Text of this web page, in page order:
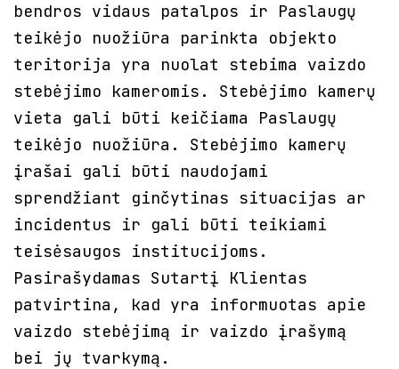
bendros vidaus patalpos ir Paslaugų
teikėjo nuožiūra parinkta objekto
teritorija yra nuolat stebima vaizdo
stebėjimo kameromis. Stebėjimo kamerų
vieta gali būti keičiama Paslaugų
teikėjo nuožiūra. Stebėjimo kamerų
įrašai gali būti naudojami
sprendžiant ginčytinas situacijas ar
incidentus ir gali būti teikiami
teisėsaugos institucijoms.
Pasirašydamas Sutartį Klientas
patvirtina, kad yra informuotas apie
vaizdo stebėjimą ir vaizdo įrašymą
bei jų tvarkymą.